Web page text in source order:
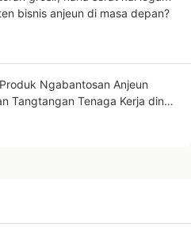
bisnis anjeun di masa depan?
Ngabantosan Anjeun
Tangtangan Tenaga Kerja dina